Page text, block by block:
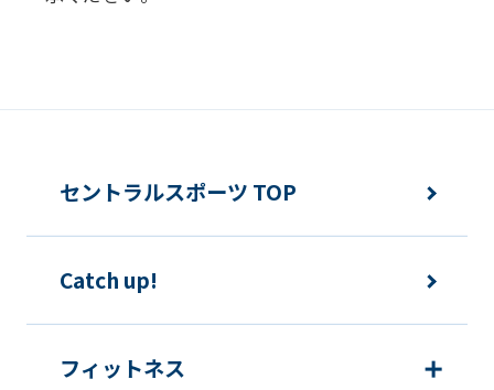
セントラルスポーツ TOP
Catch up!
フィットネス